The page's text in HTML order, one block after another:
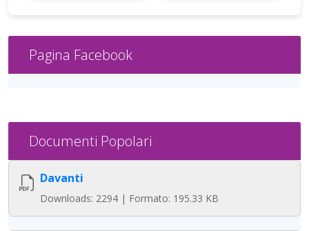
Pagina Facebook
Documenti Popolari
Davanti
Downloads: 2294 | Formato: 195.33 KB